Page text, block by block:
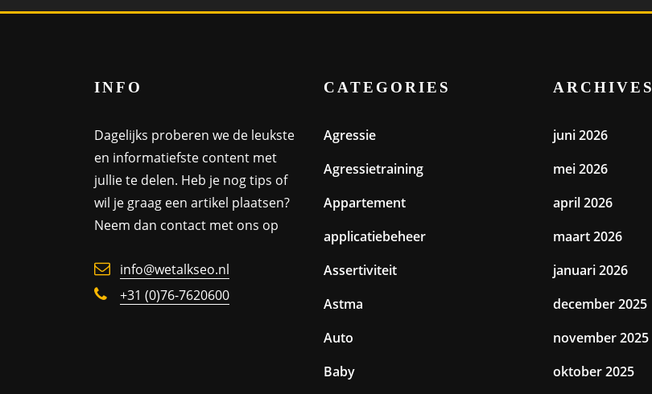
INFO
Dagelijks proberen we de leukste
en informatiefste content met
jullie te delen. Heb je nog tips of
wil je graag een artikel plaatsen?
Neem dan contact met ons op
info@wetalkseo.nl
+31 (0)76-7620600
CATEGORIES
Agressie
Agressietraining
Appartement
applicatiebeheer
Assertiviteit
Astma
Auto
Baby
ARCHIVES
juni 2026
mei 2026
april 2026
maart 2026
januari 2026
december 2025
november 2025
oktober 2025